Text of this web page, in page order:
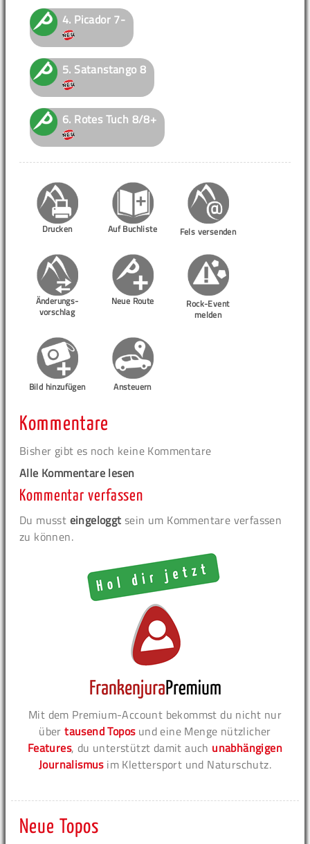
4. Picador 7-
5. Satanstango 8
6. Rotes Tuch 8/8+
Drucken Auf Buchliste Fels versenden
Änderungs-
vorschlag
Neue Route
Rock-Event
melden
Bild hinzufügen Ansteuern
Kommentare
Bisher gibt es noch keine Kommentare
Alle Kommentare lesen
Kommentar verfassen
Du musst eingeloggt sein um Kommentare verfassen
zu können.
Mit dem Premium-Account bekommst du nicht nur
übertausend Toposund eine Menge nützlicher
Features, du unterstützt damit auch unabhängigen
Journalismusim Klettersport und Naturschutz.
Neue Topos